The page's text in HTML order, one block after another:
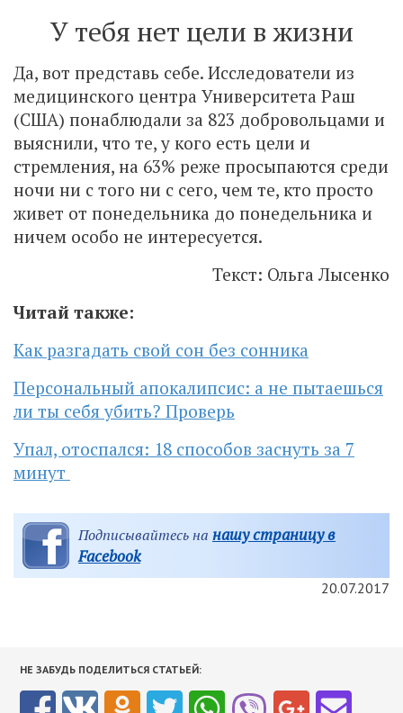
У тебя нет цели в жизни
Да, вот представь себе. Исследователи из
медицинского центра Университета Раш
(США) понаблюдали за 823 добровольцами и
выяснили, что те, у кого есть цели и
стремления, на 63% реже просыпаются среди
ночи ни с того ни с сего, чем те, кто просто
живет от понедельника до понедельника и
ничем особо не интересуется.
Текст: Ольга Лысенко
Читай также:
Как разгадать свой сон без сонника
Персональный апокалипсис: а не пытаешься
ли ты себя убить? Проверь
Упал, отоспался: 18 способов заснуть за 7
минут
Подписывайтесь на нашу страницу в
Facebook
20.07.2017
НЕ ЗАБУДЬ ПОДЕЛИТЬСЯ СТАТЬЕЙ: